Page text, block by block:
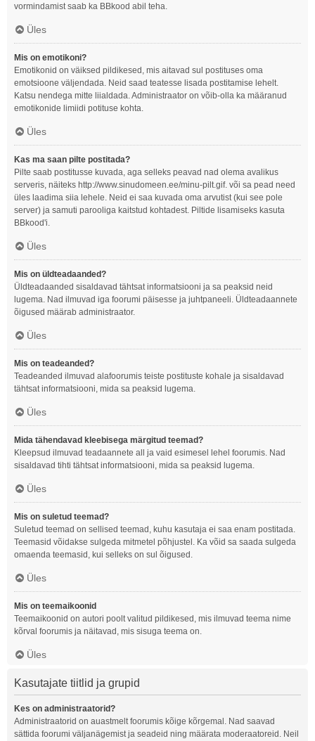
vormindamist saab ka BBkood abil teha.
Üles
Mis on emotikoni?
Emotikonid on väiksed pildikesed, mis aitavad sul postituses oma
emotsioone väljendada. Neid saad teatesse lisada postitamise lehelt.
Katsu nendega mitte liialdada. Administraator on võib-olla ka määranud
emotikonide limiidi potituse kohta.
Üles
Kas ma saan pilte postitada?
Pilte saab postitusse kuvada, aga selleks peavad nad olema avalikus
serveris, näiteks http://www.sinudomeen.ee/minu-pilt.gif. või sa pead need
üles laadima siia lehele. Neid ei saa kuvada oma arvutist (kui see pole
server) ja samuti parooliga kaitstud kohtadest. Piltide lisamiseks kasuta
BBkood'i.
Üles
Mis on üldteadaanded?
Üldteadaanded sisaldavad tähtsat informatsiooni ja sa peaksid neid
lugema. Nad ilmuvad iga foorumi päisesse ja juhtpaneeli. Üldteadaannete
õigused määrab administraator.
Üles
Mis on teadeanded?
Teadeanded ilmuvad alafoorumis teiste postituste kohale ja sisaldavad
tähtsat informatsiooni, mida sa peaksid lugema.
Üles
Mida tähendavad kleebisega märgitud teemad?
Kleepsud ilmuvad teadaannete all ja vaid esimesel lehel foorumis. Nad
sisaldavad tihti tähtsat informatsiooni, mida sa peaksid lugema.
Üles
Mis on suletud teemad?
Suletud teemad on sellised teemad, kuhu kasutaja ei saa enam postitada.
Teemasid võidakse sulgeda mitmetel põhjustel. Ka võid sa saada sulgeda
omaenda teemasid, kui selleks on sul õigused.
Üles
Mis on teemaikoonid
Teemaikoonid on autori poolt valitud pildikesed, mis ilmuvad teema nime
kõrval foorumis ja näitavad, mis sisuga teema on.
Üles
Kasutajate tiitlid ja grupid
Kes on administraatorid?
Administraatorid on auastmelt foorumis kõige kõrgemal. Nad saavad
sättida foorumi väljanägemist ja seadeid ning määrata moderaatoreid. Neil